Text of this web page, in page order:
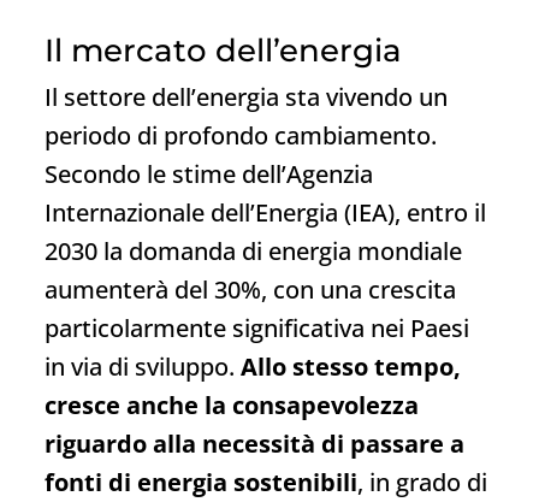
Il mercato dell’energia
Il settore dell’energia sta vivendo un
periodo di profondo cambiamento.
Secondo le stime dell’Agenzia
Internazionale dell’Energia (IEA), entro il
2030 la domanda di energia mondiale
aumenterà del 30%, con una crescita
particolarmente significativa nei Paesi
in via di sviluppo. Allo stesso tempo,
cresce anche la consapevolezza
riguardo alla necessità di passare a
fonti di energia sostenibili, in grado di